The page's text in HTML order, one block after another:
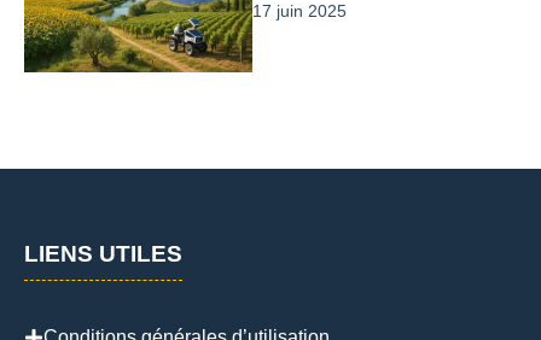
17 juin 2025
LIENS UTILES